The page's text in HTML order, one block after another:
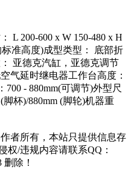
L 200-600 x W 150-480 x H
准高度)成型类型： 底部折
亚德克汽缸，亚德克调节
气延时继电器工作台高度：
700 - 880mm(可调节)外型尺
脚杯)/880mm (脚轮)机器重
者所有，本站只提供信息存
权/违规内容请联系QQ：
删除！